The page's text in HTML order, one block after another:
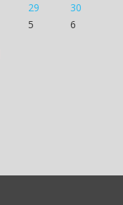
29
30
5 6